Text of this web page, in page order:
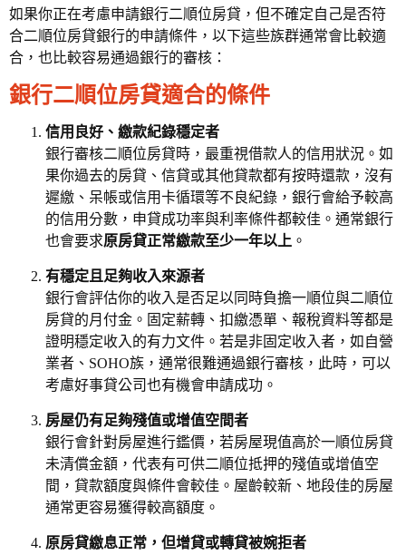
如果你正在考慮申請銀行二順位房貸，但不確定自己是否符
合二順位房貸銀行的申請條件，以下這些族群通常會比較適
合，也比較容易通過銀行的審核：
銀行二順位房貸適合的條件
信用良好、繳款紀錄穩定者
銀行審核二順位房貸時，最重視借款人的信用狀況。如
果你過去的房貸、信貸或其他貸款都有按時還款，沒有
遲繳、呆帳或信用卡循環等不良紀錄，銀行會給予較高
的信用分數，申貸成功率與利率條件都較佳。通常銀行
也會要求原房貸正常繳款至少一年以上 。
有穩定且足夠收入來源者
銀行會評估你的收入是否足以同時負擔一順位與二順位
房貸的月付金。固定薪轉、扣繳憑單、報稅資料等都是
證明穩定收入的有力文件。若是非固定收入者，如自營
業者、SOHO族，通常很難通過銀行審核，此時，可以
考慮好事貸公司也有機會申請成功。
房屋仍有足夠殘值或增值空間者
銀行會針對房屋進行鑑價，若房屋現值高於一順位房貸
未清償金額，代表有可供二順位抵押的殘值或增值空
間，貸款額度與條件會較佳。屋齡較新、地段佳的房屋
通常更容易獲得較高額度。
原房貸繳息正常，但增貸或轉貸被婉拒者